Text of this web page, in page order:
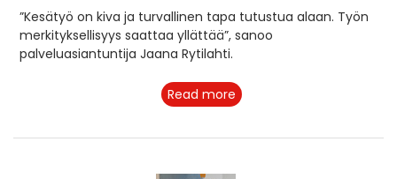
”Kesätyö on kiva ja turvallinen tapa tutustua alaan. Työn
merkityksellisyys saattaa yllättää”, sanoo
palveluasiantuntija Jaana Rytilahti.
Read more